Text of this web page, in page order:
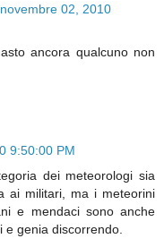
02, 2010
ancora qualcuno non
9:50:00 PM
dei meteorologi sia
ai militari, ma i meteorini
e mendaci sono anche
genia discorrendo.